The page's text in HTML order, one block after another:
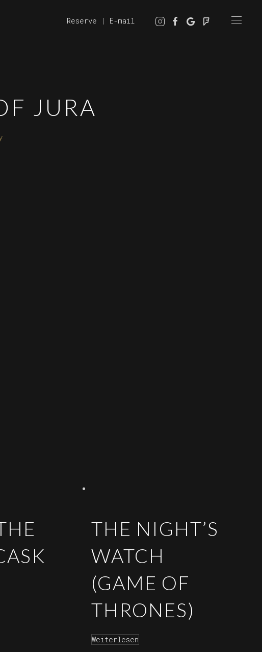
Reserve | E-mail
JURA
THE NIGHT’S
WATCH
(GAME OF
THRONES)
Weiterlesen